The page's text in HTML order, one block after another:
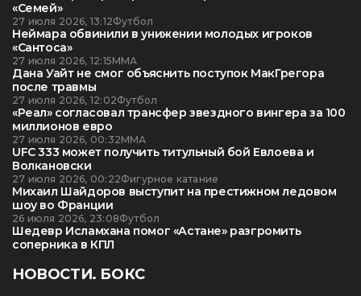
«Семей»
27 июля 2026, 13:12Футбол
Неймара обвинили в унижении молодых игроков
«Сантоса»
27 июля 2026, 12:15ММА
Дана Уайт не смог объяснить поступок МакГрегора
после травмы
27 июля 2026, 12:02Футбол
«Реал» согласовал трансфер звездного вингера за 100
миллионов евро
27 июля 2026, 00:32ММА
UFC 333 может получить титульный бой Евлоева и
Волкановски
27 июля 2026, 00:22Фигурное катание
Михаил Шайдоров выступит на престижном ледовом
шоу во Франции
26 июля 2026, 23:08Футбол
Шедевр Исламхана помог «Астане» разгромить
соперника в КПЛ
НОВОСТИ. БОКС